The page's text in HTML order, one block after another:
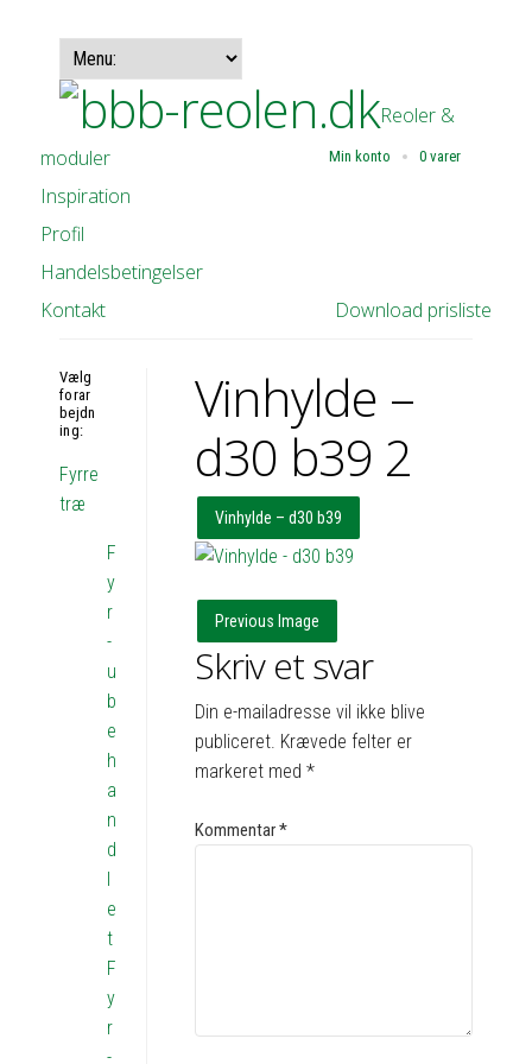
Min konto 0 varer
Reoler &
moduler
Inspiration
Profil
Handelsbetingelser
Download prisliste
Kontakt
Vinhylde –
d30 b39 2
Vinhylde – d30 b39
Previous Image
Skriv et svar
Din e-mailadresse vil ikke blive
publiceret. Krævede felter er
markeret med*
Kommentar*
Vælg
forar
bejdn
ing:
Fyrre
træ
F
y
r
-
u
b
e
h
a
n
d
l
e
t
F
y
r
-